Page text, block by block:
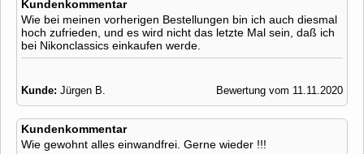
Kundenkommentar
Wie bei meinen vorherigen Bestellungen bin ich auch diesmal
hoch zufrieden, und es wird nicht das letzte Mal sein, daß ich
bei Nikonclassics einkaufen werde.
Kunde: Jürgen B. Bewertung vom 11.11.2020
Kundenkommentar
Wie gewohnt alles einwandfrei. Gerne wieder !!!